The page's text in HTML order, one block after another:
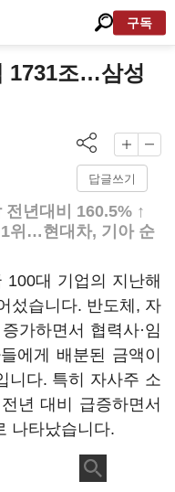
구독
1731조…삼성
답글쓰기
년대비 160.5% ↑
위…현대차, 기아 순
100대 기업의 지난해
섰습니다. 반도체 , 자
가하면서 협력사·임
에게 배분된 금액이
니다. 특히 자사주 소
년 대비 급증하면서
나타났습니다.